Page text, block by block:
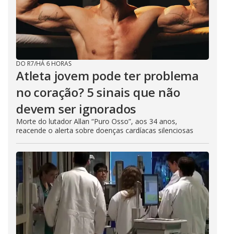
DO R7/HÁ 6 HORAS
Atleta jovem pode ter problema
no coração? 5 sinais que não
devem ser ignorados
Morte do lutador Allan “Puro Osso”, aos 34 anos,
reacende o alerta sobre doenças cardíacas silenciosas